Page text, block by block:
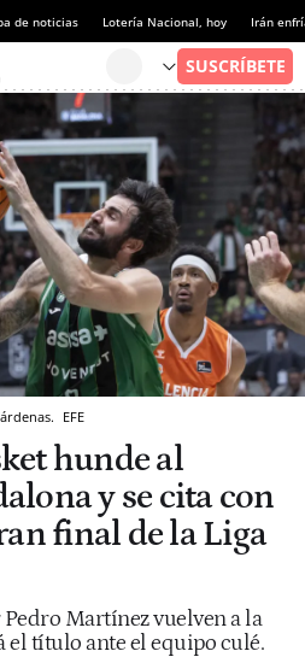
de noticias Lotería Nacional, hoy Irán
EFE
hunde al
y se cita con
final de la Liga
Martínez vuelven a la
el título ante el equipo culé.